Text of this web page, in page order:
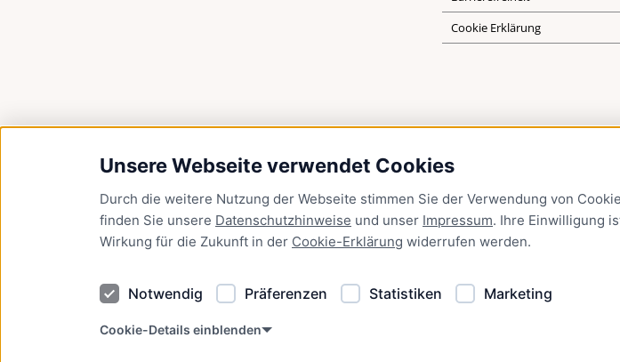
Unsere Webseite verwendet Cookies
Durch die weitere Nutzung der Webseite stimmen Sie der Verwendung von
finden Sie unsere Datenschutzhinweise und unser Impressum. Ihre Einwilligung
Wirkung für die Zukunft in der Cookie-Erklärung widerrufen werden.
Notwendig Präferenzen Statistiken Marketing
Cookie-Details einblenden
Cookie Erklärung